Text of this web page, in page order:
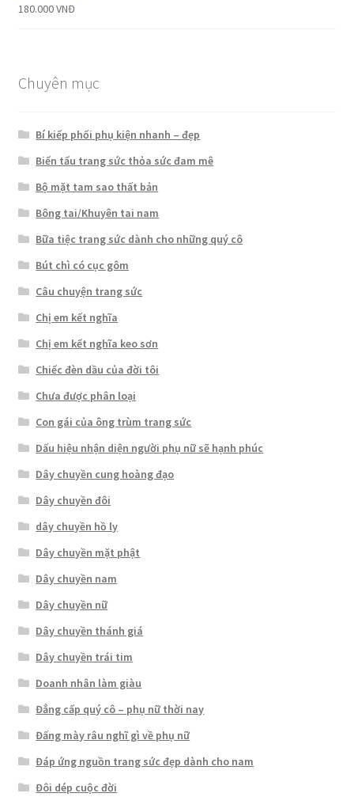
Được xếp
180.000VNĐ
Chuyên mục
Bí kiếp phối phụ kiện nhanh – đẹp
Biến tấu trang sức thỏa sức đam mê
Bộ mặt tam sao thất bản
Bông tai/Khuyên tai nam
Bữa tiệc trang sức dành cho những quý cô
Bút chì có cục gôm
Câu chuyện trang sức
Chị em kết nghĩa
Chị em kết nghĩa keo sơn
Chiếc đèn dầu của đời tôi
Chưa được phân loại
Con gái của ông trùm trang sức
Dấu hiệu nhận diện người phụ nữ sẽ hạnh phúc
Dây chuyền cung hoàng đạo
Dây chuyền đôi
dây chuyền hồ ly
Dây chuyền mặt phật
Dây chuyền nam
Dây chuyền nữ
Dây chuyền thánh giá
Dây chuyền trái tim
Doanh nhân làm giàu
Đẳng cấp quý cô – phụ nữ thời nay
Đấng mày râu nghĩ gì về phụ nữ
Đáp ứng nguồn trang sức đẹp dành cho nam
Đôi dép cuộc đời